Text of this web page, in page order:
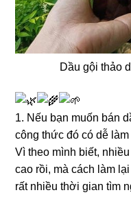
Dầu gội thảo
1. Nếu bạn muốn bán
công thức đó có dễ
Vì theo mình biết,
cao rồi, mà cách làm
rất nhiều thời gian tìm